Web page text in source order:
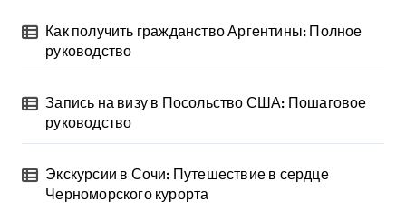
Как получить гражданство Аргентины: Полное
руководство
Запись на визу в Посольство США: Пошаговое
руководство
Экскурсии в Сочи: Путешествие в сердце
Черноморского курорта